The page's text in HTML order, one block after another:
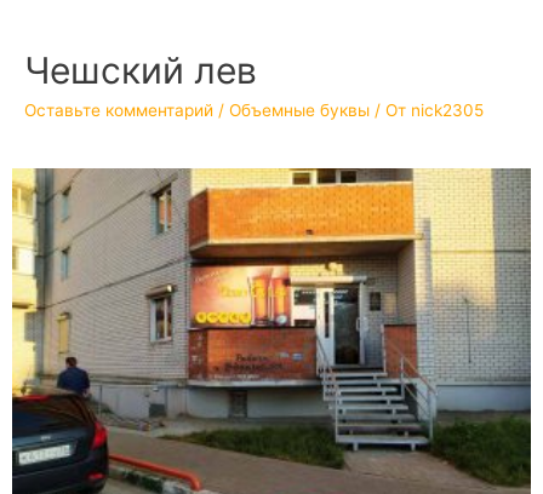
Чешский лев
Оставьте комментарий / Объемные буквы / От nick2305